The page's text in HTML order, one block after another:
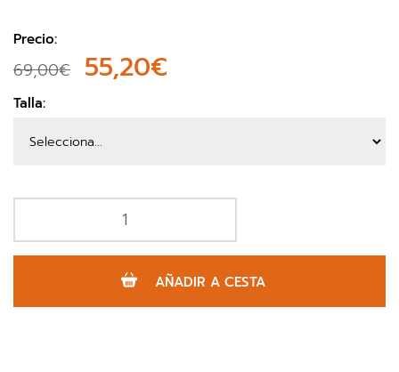
Precio:
69,00€ 55,20€
Talla:
AÑADIR A CESTA